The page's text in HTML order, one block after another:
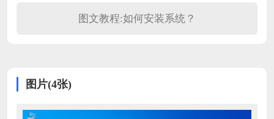
图文教程:如何安装系统？
图片(4张)